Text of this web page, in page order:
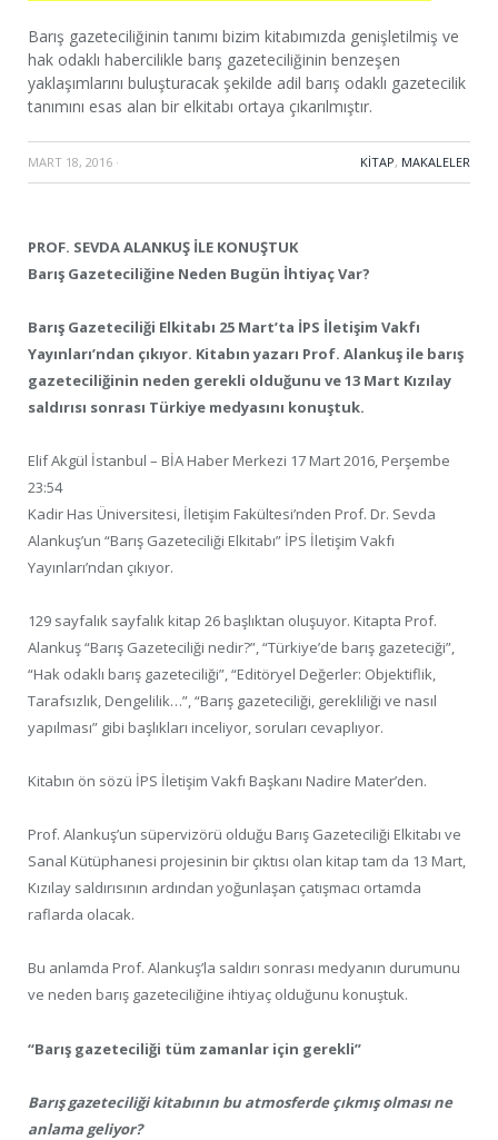
Barış gazeteciliğinin tanımı bizim kitabımızda genişletilmiş ve
hak odaklı habercilikle barış gazeteciliğinin benzeşen
yaklaşımlarını buluşturacak şekilde adil barış odaklı gazetecilik
tanımını esas alan bir elkitabı ortaya çıkarılmıştır.
MART 18, 2016 · KITAP, MAKALELER
PROF. SEVDA ALANKUŞ İLE KONUŞTUK
Barış Gazeteciliğine Neden Bugün İhtiyaç Var?
Barış Gazeteciliği Elkitabı 25 Mart’ta İPS İletişim Vakfı
Yayınları’ndan çıkıyor. Kitabın yazarı Prof. Alankuş ile barış
gazeteciliğinin neden gerekli olduğunu ve 13 Mart Kızılay
saldırısı sonrası Türkiye medyasını konuştuk.
Elif Akgül İstanbul – BİA Haber Merkezi 17 Mart 2016, Perşembe
23:54
Kadir Has Üniversitesi, İletişim Fakültesi’nden Prof. Dr. Sevda
Alankuş’un “Barış Gazeteciliği Elkitabı” İPS İletişim Vakfı
Yayınları’ndan çıkıyor.
129 sayfalık sayfalık kitap 26 başlıktan oluşuyor. Kitapta Prof.
Alankuş “Barış Gazeteciliği nedir?”, “Türkiye’de barış gazeteciği”,
“Hak odaklı barış gazeteciliği”, “Editöryel Değerler: Objektiflik,
Tarafsızlık, Dengelilik…”, “Barış gazeteciliği, gerekliliği ve nasıl
yapılması” gibi başlıkları inceliyor, soruları cevaplıyor.
Kitabın ön sözü İPS İletişim Vakfı Başkanı Nadire Mater’den.
Prof. Alankuş’un süpervizörü olduğu Barış Gazeteciliği Elkitabı ve
Sanal Kütüphanesi projesinin bir çıktısı olan kitap tam da 13 Mart,
Kızılay saldırısının ardından yoğunlaşan çatışmacı ortamda
raflarda olacak.
Bu anlamda Prof. Alankuş’la saldırı sonrası medyanın durumunu
ve neden barış gazeteciliğine ihtiyaç olduğunu konuştuk.
“Barış gazeteciliği tüm zamanlar için gerekli”
Barış gazeteciliği kitabının bu atmosferde çıkmış olması ne
anlama geliyor?